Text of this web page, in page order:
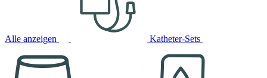
Alle anzeigen Katheter-Sets